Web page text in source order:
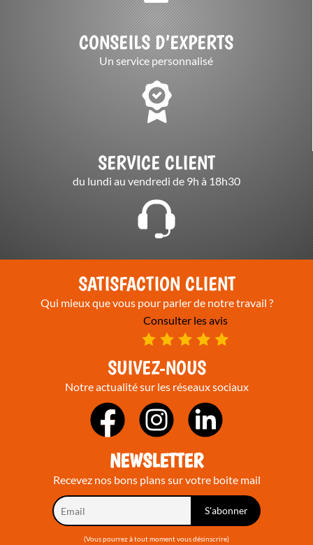
CONSEILS D’EXPERTS
Un service personnalisé
SERVICE CLIENT
du lundi au vendredi de 9h à 18h30
SATISFACTION CLIENT
Qui mieux que vous pour parler de notre travail ?
Consulter les avis
SUIVEZ-NOUS
Notre actualité sur les réseaux sociaux
NEWSLETTER
Recevez nos bons plans sur votre boite mail
(Vous pourrez à tout moment vous désinscrire)